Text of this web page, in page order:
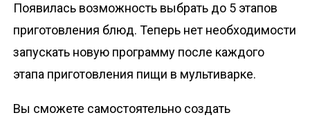
Появилась возможность выбрать до 5 этапов
приготовления блюд. Теперь нет необходимости
запускать новую программу после каждого
этапа приготовления пищи в мультиварке.
Вы сможете самостоятельно создать